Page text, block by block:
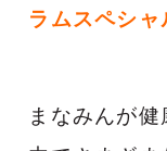
ラムスペシャ
まなみんが